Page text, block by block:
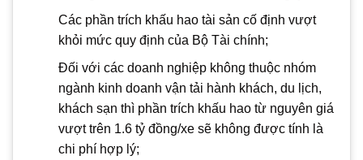
Các phần trích khấu hao tài sản cố định vượt
khỏi mức quy định của Bộ Tài chính;
Đối với các doanh nghiệp không thuộc nhóm
ngành kinh doanh vận tải hành khách, du lịch,
khách sạn thì phần trích khấu hao từ nguyên giá
vượt trên 1.6 tỷ đồng/xe sẽ không được tính là
chi phí hợp lý;